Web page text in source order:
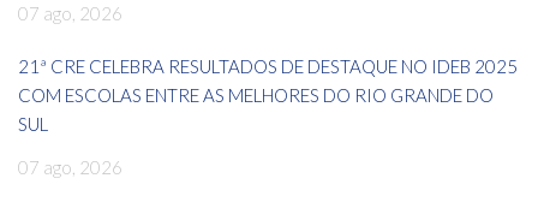
07 ago, 2026
21ª CRE CELEBRA RESULTADOS DE DESTAQUE NO IDEB 2025
COM ESCOLAS ENTRE AS MELHORES DO RIO GRANDE DO
SUL
07 ago, 2026